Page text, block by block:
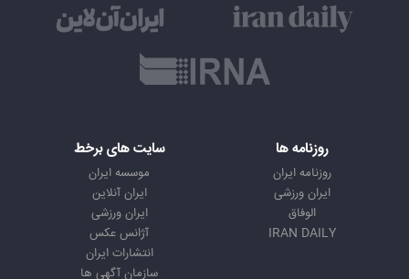
روزنامه ها
روزنامه ایران
ایران ورزشی
الوفاق
IRAN DAILY
سایت های برخط
موسسه ایران
ایران آنلاین
ایران ورزشی
آژانس عکس
انتشارات ایران
سازمان آگهی ها